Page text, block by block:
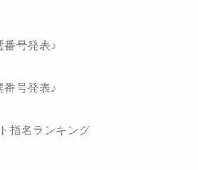
番号発表♪
番号発表♪
指名ランキング